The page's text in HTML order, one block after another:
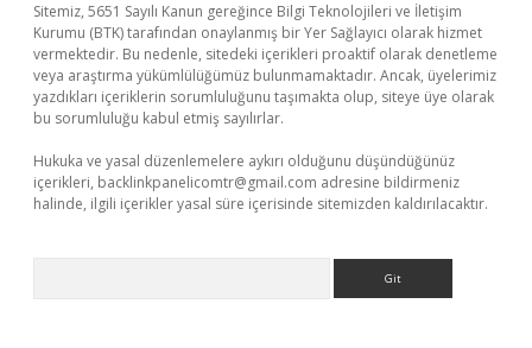
Sitemiz, 5651 Sayılı Kanun gereğince Bilgi Teknolojileri ve İletişim
Kurumu (BTK) tarafından onaylanmış bir Yer Sağlayıcı olarak hizmet
vermektedir. Bu nedenle, sitedeki içerikleri proaktif olarak denetleme
veya araştırma yükümlülüğümüz bulunmamaktadır. Ancak, üyelerimiz
yazdıkları içeriklerin sorumluluğunu taşımakta olup, siteye üye olarak
bu sorumluluğu kabul etmiş sayılırlar.
Hukuka ve yasal düzenlemelere aykırı olduğunu düşündüğünüz
içerikleri, backlinkpanelicomtr@gmail.com adresine bildirmeniz
halinde, ilgili içerikler yasal süre içerisinde sitemizden kaldırılacaktır.